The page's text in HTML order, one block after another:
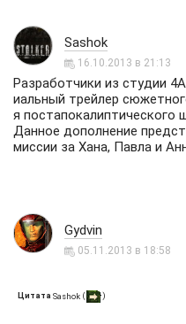
Sashok
16.10.2013 в 21:13
Разработчики из студии
иальный трейлер
я постапокалиптического
Данное дополнение
миссии за Хана, Павла и
Gydvin
05.11.2013 в 18:58
Цитата Sashok ( )